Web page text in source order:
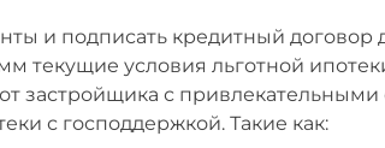
и подписать кредитный договор
текущие условия льготной
застройщика с привлекательными
с господдержкой. Такие как: